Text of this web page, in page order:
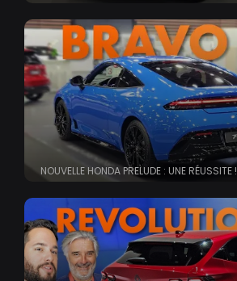
NOUVELLE HONDA PRELUDE : UNE RÉUSSITE !